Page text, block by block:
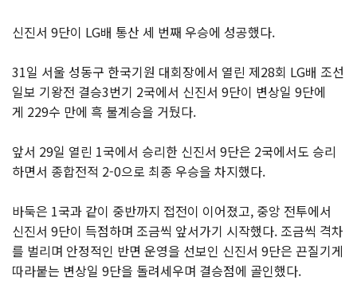
신진서 9단이 LG배 통산 세 번째 우승에 성공했다.
31일 서울 성동구 한국기원 대회장에서 열린 제28회 LG배 조선
일보 기왕전 결승3번기 2국에서 신진서 9단이 변상일 9단에
게 229수 만에 흑 불계승을 거뒀다.
앞서 29일 열린 1국에서 승리한 신진서 9단은 2국에서도 승리
하면서 종합전적 2-0으로 최종 우승을 차지했다.
바둑은 1국과 같이 중반까지 접전이 이어졌고, 중앙 전투에서
신진서 9단이 득점하며 조금씩 앞서가기 시작했다. 조금씩 격차
를 벌리며 안정적인 반면 운영을 선보인 신진서 9단은 끈질기게
따라붙는 변상일 9단을 돌려세우며 결승점에 골인했다.